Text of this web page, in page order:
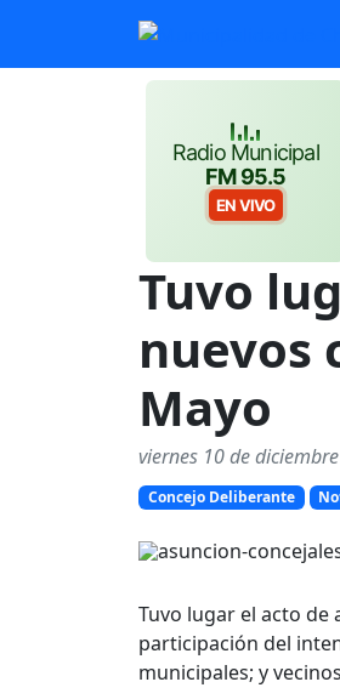
Radio Municipal
FM 95.5
EN VIVO
Tuvo
nuevos
Mayo
viernes 10 de
Concejo Deliberante
Tuvo lugar el acto de
participación del
municipales; y